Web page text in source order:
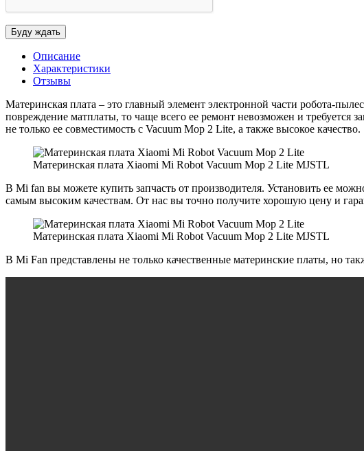
Описание
Характеристики
Отзывы
Материнская плата – это главный элемент электронной части робота-
повреждение матплаты, то чаще всего ее ремонт невозможен и требуется
не только ее совместимость с Vacuum Mop 2 Lite, а также высокое качество.
Материнская плата Xiaomi Mi Robot Vacuum Mop 2 Lite MJSTL
В Mi fan вы можете купить запчасть от производителя. Установить ее
самым высоким качествам. От нас вы точно получите хорошую цену и
Материнская плата Xiaomi Mi Robot Vacuum Mop 2 Lite MJSTL
В Mi Fan представлены не только качественные материнские платы, но